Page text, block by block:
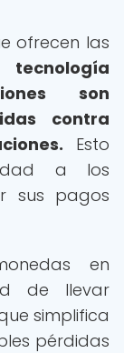
ofrecen las
son
contra
Esto
a los
sus pagos
en
de llevar
simplifica
pérdidas